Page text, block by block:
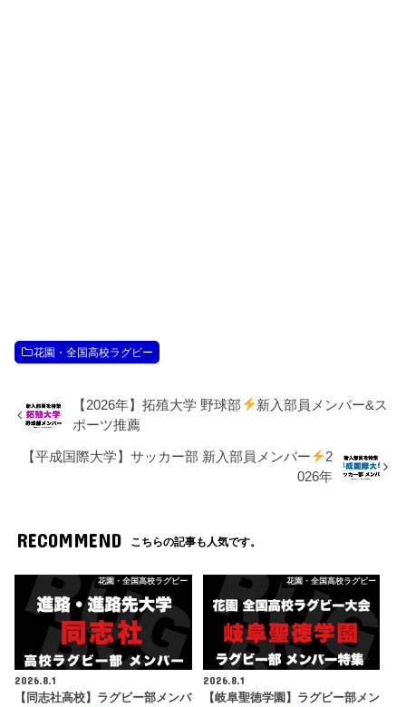
花園・全国高校ラグビー
【2026年】拓殖大学 野球部
新入部員メンバー&ス
ポーツ推薦
【平成国際大学】サッカー部 新入部員メンバー
2
026年
RECOMMEND こちらの記事も人気です。
花園・全国高校ラグビー
2026.8.1
【同志社高校】ラグビー部メンバ
花園・全国高校ラグビー
2026.8.1
【岐阜聖徳学園】ラグビー部メン